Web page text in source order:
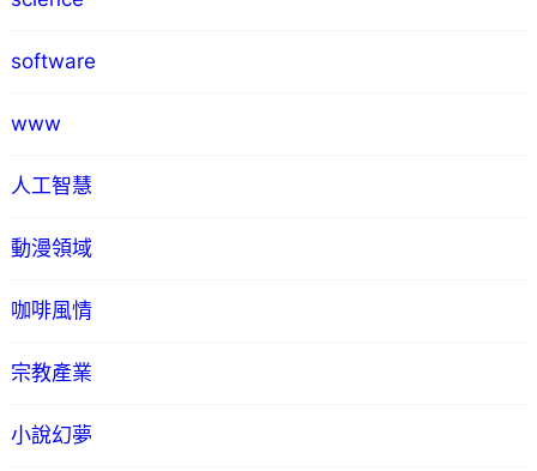
software
www
人工智慧
動漫領域
咖啡風情
宗教產業
小說幻夢